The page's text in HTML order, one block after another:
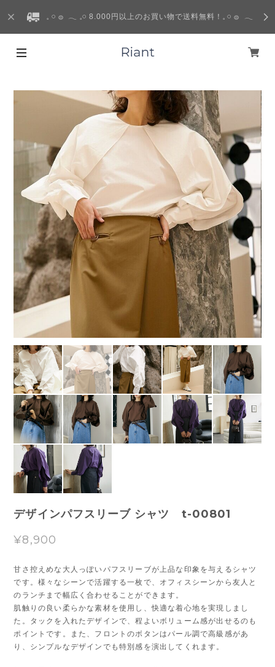
𓈒 𓏸 𓐍 𓂃 𓈒𓏸 8.000円以上のお買い物で送料無料！𓈒 𓏸 𓐍 𓂃
デザインパフスリーブ シャツ t-00801
¥8,900
甘さ控えめな大人っぽいパフスリーブが上品な印象を与えるシャツ
です。様々なシーンで活躍する一枚で、オフィスシーンから友人と
のランチまで幅広く合わせることができます。
肌触りの良い柔らかな素材を使用し、快適な着心地を実現しまし
た。タックを入れたデザインで、程よいボリューム感が出せるのも
ポイントです。また、フロントのボタンはパール調で高級感があ
り、シンプルなデザインでも特別感を演出してくれます。